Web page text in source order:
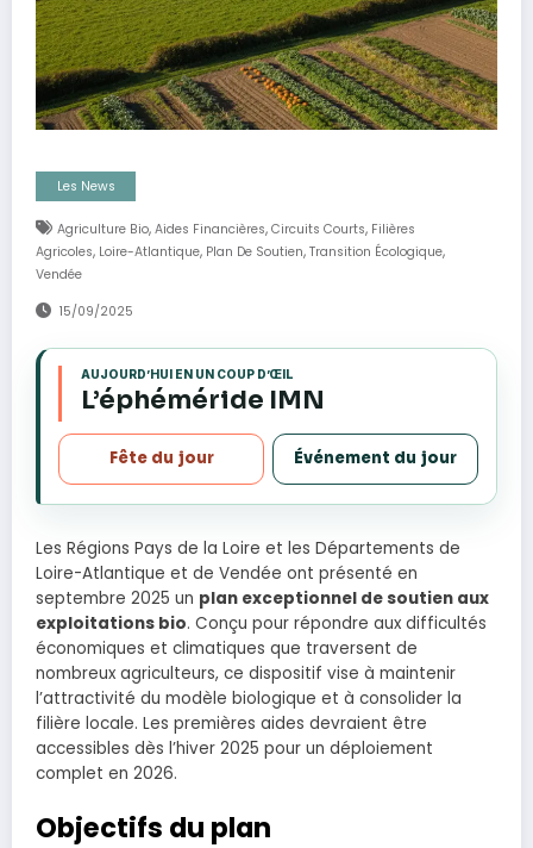
Les News
Agriculture Bio, Aides Financières, Circuits Courts, Filières
Agricoles, Loire-Atlantique, Plan De Soutien, Transition Écologique,
Vendée
15/09/2025
AUJOURD’HUI EN UN COUP D’ŒIL
L’éphéméride IMN
Fête du jour Événement du jour
Les Régions Pays de la Loire et les Départements de
Loire-Atlantique et de Vendée ont présenté en
septembre 2025 un plan exceptionnel de soutien aux
exploitations bio. Conçu pour répondre aux difficultés
économiques et climatiques que traversent de
nombreux agriculteurs, ce dispositif vise à maintenir
l’attractivité du modèle biologique et à consolider la
filière locale. Les premières aides devraient être
accessibles dès l’hiver 2025 pour un déploiement
complet en 2026.
Objectifs du plan